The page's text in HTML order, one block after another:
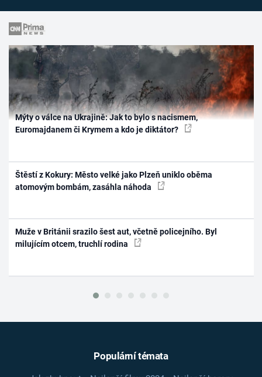
Mýty o válce na Ukrajině: Jak to bylo s nacismem,
Euromajdanem či Krymem a kdo je diktátor?
Štěstí z Kokury: Město velké jako Plzeň uniklo oběma
atomovým bombám, zasáhla náhoda
Muže v Británii srazilo šest aut, včetně policejního. Byl
milujícím otcem, truchlí rodina
Populární témata